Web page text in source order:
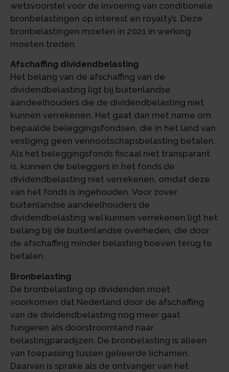
wetsvoorstel voor de invoering van conditionele
bronbelastingen op interest en royalty’s. Deze
bronbelastingen moeten in 2021 in werking
moeten treden.
Afschaffing dividendbelasting
Het belang van de afschaffing van de
dividendbelasting ligt bij buitenlandse
aandeelhouders die de dividendbelasting niet
kunnen verrekenen. Het gaat dan met name om
bepaalde beleggingsfondsen, die in het land van
vestiging geen vennootschapsbelasting betalen.
Als het beleggingsfonds fiscaal niet transparant
is, kunnen de beleggers in het fonds de
dividendbelasting niet verrekenen, omdat deze
van het fonds is ingehouden. Voor zover
buitenlandse aandeelhouders de
dividendbelasting wel kunnen verrekenen ligt het
belang bij de buitenlandse overheden, die door
de afschaffing minder belasting hoeven terug te
betalen.
Bronbelasting
De bronbelasting op dividenden moet
voorkomen dat Nederland door de afschaffing
van de dividendbelasting nog meer gaat
fungeren als doorstroomland naar
belastingparadijzen. De bronbelasting is alleen
van toepassing tussen gelieerde lichamen.
Daarvan is sprake als de ontvanger van het